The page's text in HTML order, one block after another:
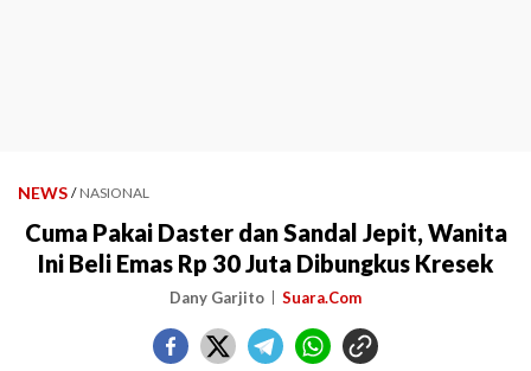
NEWS / NASIONAL
Cuma Pakai Daster dan Sandal Jepit, Wanita
Ini Beli Emas Rp 30 Juta Dibungkus Kresek
Dany Garjito Suara.Com